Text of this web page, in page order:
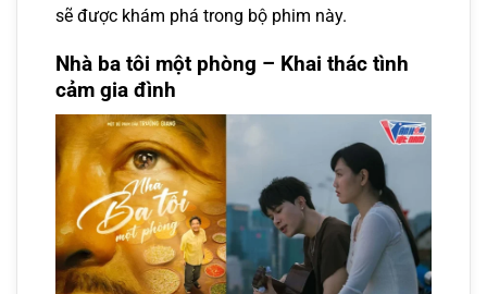
sẽ được khám phá trong bộ phim này.
Nhà ba tôi một phòng – Khai thác tình
cảm gia đình